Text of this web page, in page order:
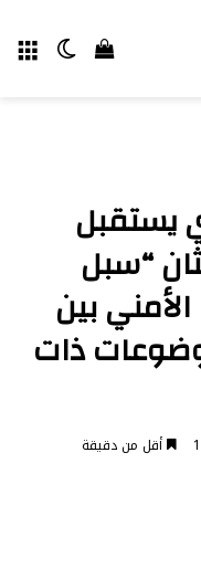
إستعراض
يستقبل
“سبل
بين
ذات
أقل من دقيقة